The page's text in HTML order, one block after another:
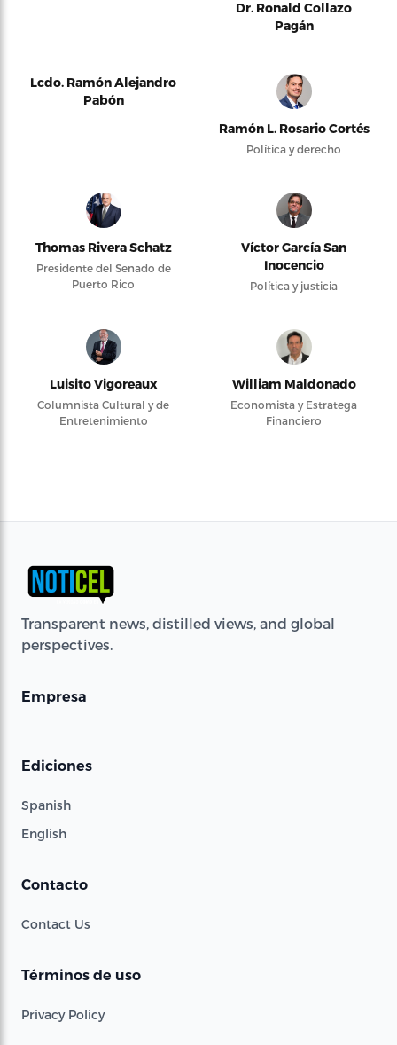
Dr. Ronald Collazo
Pagán
Lcdo. Ramón Alejandro
Pabón
Ramón L. Rosario Cortés
Política y derecho
Thomas Rivera Schatz
Presidente del Senado de
Puerto Rico
Víctor García San
Inocencio
Política y justicia
Luisito Vigoreaux
Columnista Cultural y de
Entretenimiento
William Maldonado
Economista y Estratega
Financiero
Transparent news, distilled views, and global
perspectives.
Empresa
Ediciones
Spanish
English
Contacto
Contact Us
Términos de uso
Privacy Policy